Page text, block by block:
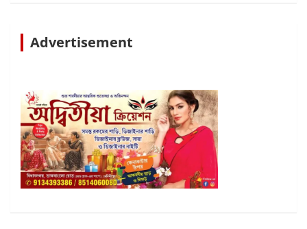
Advertisement